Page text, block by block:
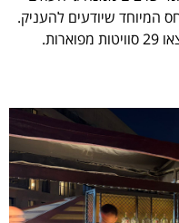
המיוחד שיודעים להעניק.